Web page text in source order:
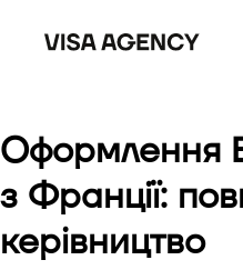
Віза до США
Віза до
Віза до Ірландії
Оформлення
з Франції:
керівництво